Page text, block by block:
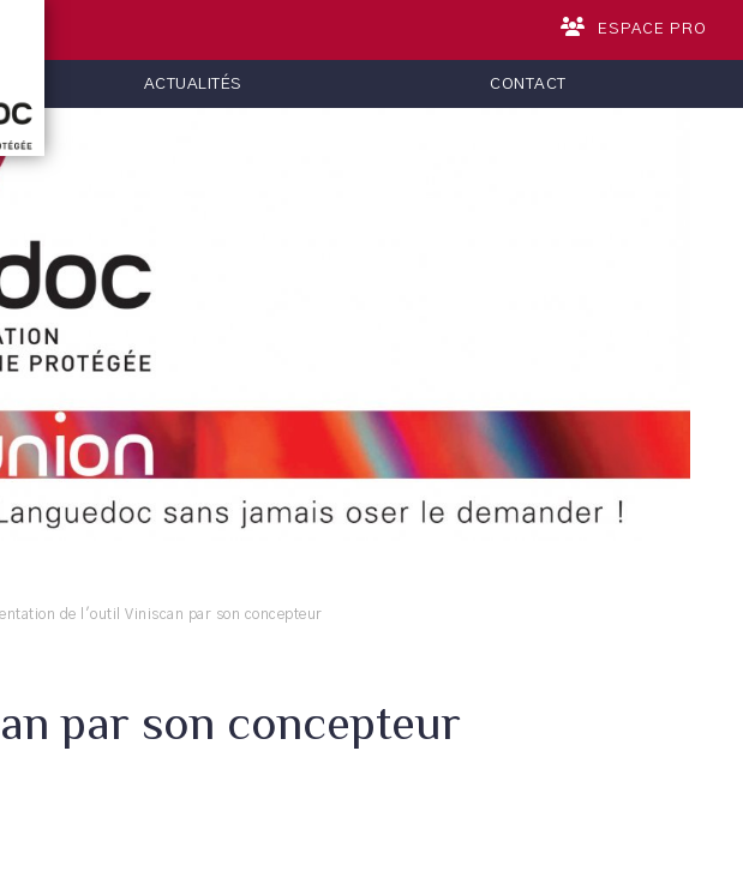
ESPACE PRO
ACTUALITÉS CONTACT
de l'outil Viniscan par son concepteur
par son concepteur